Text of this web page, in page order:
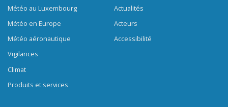
Météo au Luxembourg
Météo en Europe
Météo aéronautique
Vigilances
Climat
Produits et services
Actualités
Acteurs
Accessibilité